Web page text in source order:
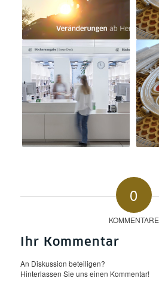
0
KOMMENTARE
Ihr Kommentar
An Diskussion beteiligen?
Hinterlassen Sie uns einen Kommentar!